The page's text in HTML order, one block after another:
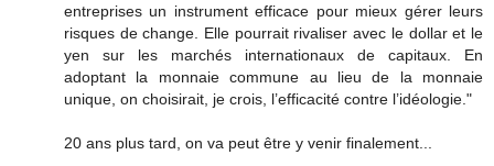
entreprises un instrument efficace pour mieux gérer leurs
risques de change. Elle pourrait rivaliser avec le dollar et le
yen sur les marchés internationaux de capitaux. En
adoptant la monnaie commune au lieu de la monnaie
unique, on choisirait, je crois, l’efficacité contre l’idéologie."
20 ans plus tard, on va peut être y venir finalement...